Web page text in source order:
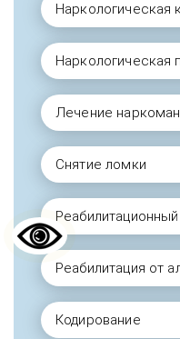
Наркологическая
Наркологическая
Лечение
Снятие ломки
Реабилитация от
Кодирование